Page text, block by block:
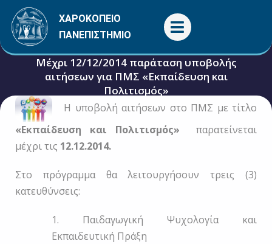
Μετάβαση
στο
περιεχόμενο
ΧΑΡΟΚΟΠΕΙΟ
ΠΑΝΕΠΙΣΤΗΜΙΟ
Μέχρι 12/12/2014 παράταση υποβολής
αιτήσεων για ΠΜΣ «Εκπαίδευση και
Πολιτισμός»
1 Δεκεμβρίου, 2014
Η υποβολή αιτήσεων στο ΠΜΣ με τίτλο
«Εκπαίδευση και Πολιτισμός»
παρατείνεται
μέχρι τις 12.12.2014.
Στο πρόγραμμα θα λειτουργήσουν τρεις (3)
κατευθύνσεις:
1. Παιδαγωγική Ψυχολογία και
Εκπαιδευτική Πράξη